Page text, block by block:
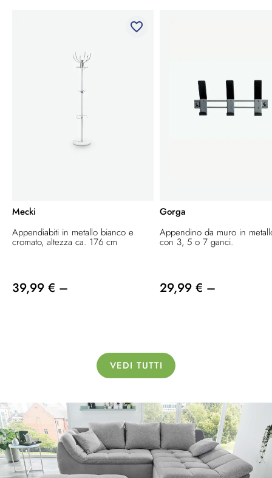
favorite_border
Mecki
Appendiabiti in metallo bianco e
cromato, altezza ca. 176 cm
39,99 € –
Gorga
Appendino da muro in
con 3, 5 o 7 ganci.
29,99 € –
VEDI TUTTI